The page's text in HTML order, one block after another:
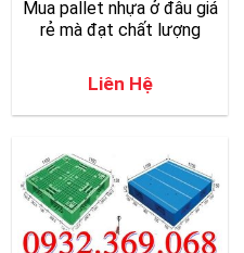
Mua pallet nhựa ở đâu giá
rẻ mà đạt chất lượng
Liên Hệ